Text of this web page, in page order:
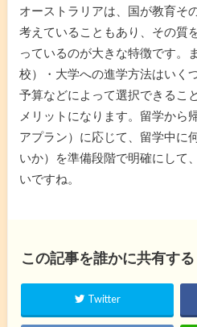
オーストラリアは、国が教育そ
考えていることもあり、その質
っているのが大きな特徴です。
校）・大学への進学方法はいく
予算などによって選択できるこ
メリットになります。留学から
アプラン）に応じて、留学中に
いか）を準備段階で明確にして
いですね。
この記事を誰かに共有する
Twitter